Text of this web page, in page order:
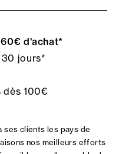
d'achat*
jours*
dès 100€
ses clients les pays de
nos meilleurs efforts